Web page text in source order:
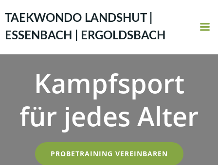
Inhalt
springen
TAEKWONDO LANDSHUT |
ESSENBACH | ERGOLDSBACH
Kampfsport
für jedes Alter
PROBETRAINING VEREINBAREN